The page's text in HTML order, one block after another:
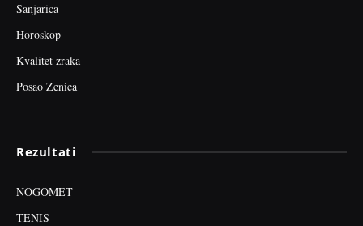
Sanjarica
Horoskop
Kvalitet zraka
Posao Zenica
Rezultati
NOGOMET
TENIS